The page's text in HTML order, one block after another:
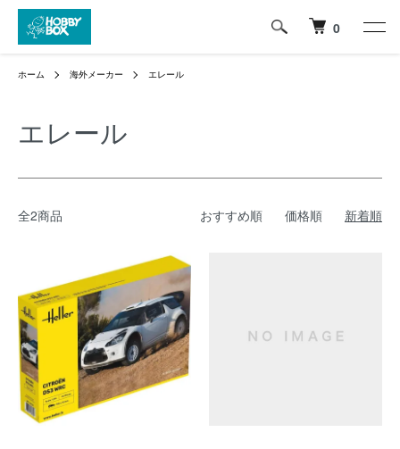
0
ホーム 海外メーカー エレール
エレール
全2商品 おすすめ順 価格順 新着順